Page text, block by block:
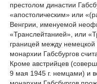
престолом династии
«апостолическим» или
Венгрии, именуемой
«Транслейтанией», или
границей между немецкой
монархии Габсбургов
Кроме австрийцев
9 мая 1945 г. немцами) и